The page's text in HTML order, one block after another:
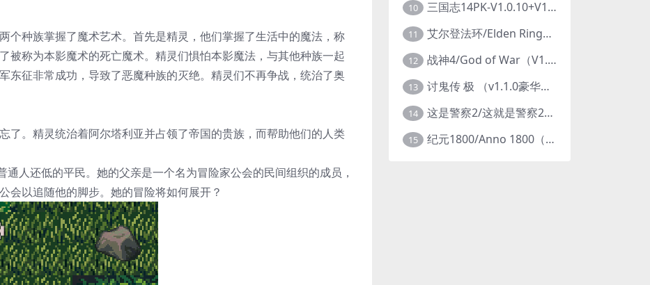
个种族掌握了魔术艺术。首先是精灵，他们掌握了生活中的魔法，称
被称为本影魔术的死亡魔术。精灵们惧怕本影魔法，与其他种族一起
东征非常成功，导致了恶魔种族的灭绝。精灵们不再争战，统治了奥
了。精灵统治着阿尔塔利亚并占领了帝国的贵族，而帮助他们的人类
通人还低的平民。她的父亲是一个名为冒险家公会的民间组织的成员，
会以追随他的脚步。她的冒险将如何展开？
10 三国志14PK-V1.0.10+V1.0.25-威力加强豪华版（武将面容套装-全DLC+季票+特典+中文语音+编辑修改器）
11 艾尔登法环/Elden Ring（更新v1.14 ）
12 战神4/God of War（V1.0.13-斗战狂神-奎爷的裁决+全DLC）
13 讨鬼传 极 （v1.1.0豪华版）
14 这是警察2/这就是警察2/This is Police
15 纪元1800/Anno 1800（豪华版全DLCv9.2.972600）